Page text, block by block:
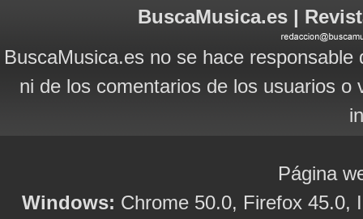
BuscaMusica.es |
BuscaMusica.es no se hace
ni de los comentarios de los usuarios
Página
Windows: Chrome 50.0, Firefox 45.0,